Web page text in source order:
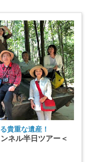
貴重な遺産！
ネル半日ツアー＜